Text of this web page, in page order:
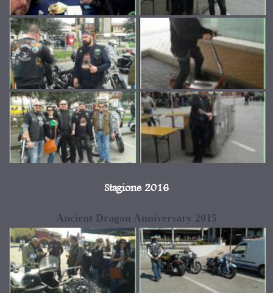
Stagione 2016
Ancient Dragon Anniversary 2015